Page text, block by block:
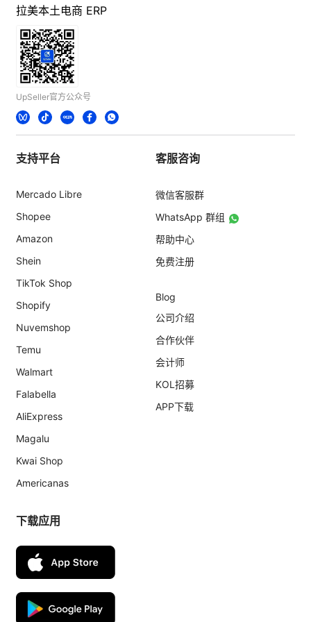
拉美本土电商 ERP
UpSeller官方公众号
支持平台
Mercado Libre
Shopee
Amazon
Shein
TikTok Shop
Shopify
Nuvemshop
Temu
Walmart
Falabella
AliExpress
Magalu
Kwai Shop
Americanas
客服咨询
微信客服群
WhatsApp 群组
帮助中心
免费注册
Blog
公司介绍
合作伙伴
会计师
KOL招募
APP下载
下载应用